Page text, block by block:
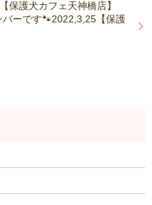
保護犬カフェ天神橋店】
ーです🐾2022,3,25【保護